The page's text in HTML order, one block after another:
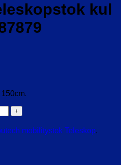
kul
mobilitystok Teleskop,